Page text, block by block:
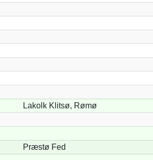
Lakolk Klitsø, Rømø
Præstø Fed